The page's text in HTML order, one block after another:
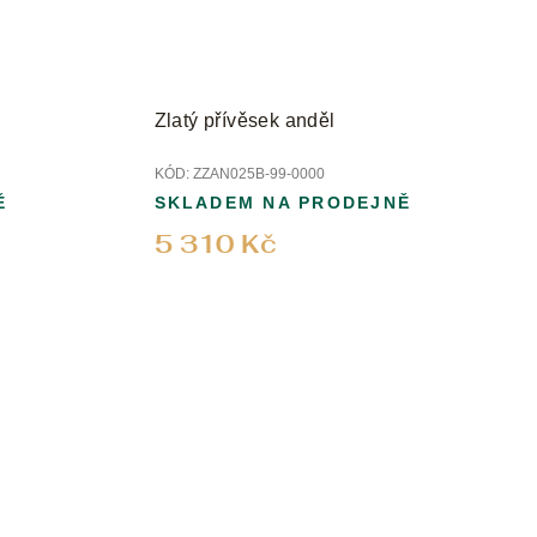
Zlatý přívěsek anděl
KÓD: ZZAN025B-99-0000
5 310 Kč
SKLADEM NA PRODEJNĚ